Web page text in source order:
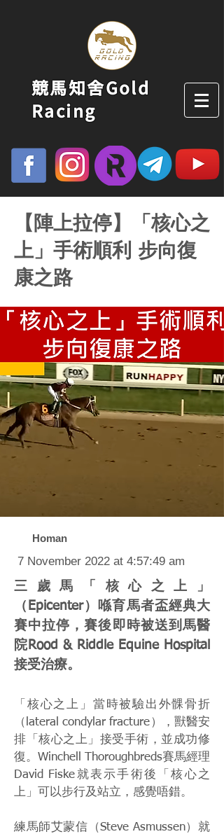
競馬知舍Gold
Racing
【陣上拉停】「核心之
上」手術順利 步向復
康之路
Homan
7 November 2022 at 4:57:49 am
三歲馬「核心之上」
（Epicenter）喺育馬者盃經典大
賽中拉停，賽後即時被送到馬醫
院Rood & Riddle Equine Hospital
接受治療。
「核心之上」當時被驗出外髁骨折
（lateral condylar fracture），獸醫安
排「核心之上」接受手術，並成功修
復。Winchell Thoroughbreds賽馬經理
David Fiske就表示手術後「核心之
上」可以步行及站立，感覺唔錯。
練馬師艾蒙信（Steve Asmussen）就